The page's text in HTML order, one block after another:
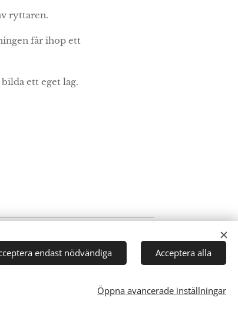
ryttaren.
får ihop ett
ett eget lag.
endast nödvändiga Acceptera alla
Öppna avancerade inställningar